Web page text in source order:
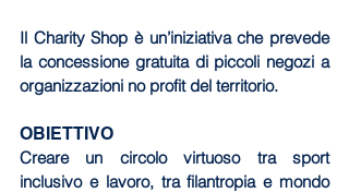
Il Charity Shop è un’iniziativa che prevede
la concessione gratuita di piccoli negozi a
organizzazioni no profit del territorio.
OBIETTIVO
Creare un circolo virtuoso tra sport
inclusivo e lavoro, tra filantropia e mondo